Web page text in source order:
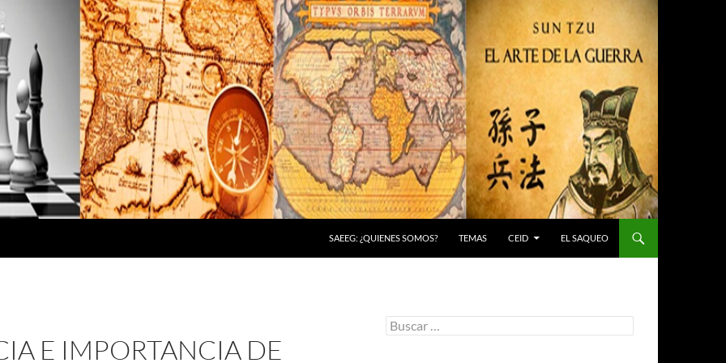
SAEEG: ¿QUIENES SOMOS? TEMAS CEID EL SAQUEO
E IMPORTANCIA DE
Buscar: